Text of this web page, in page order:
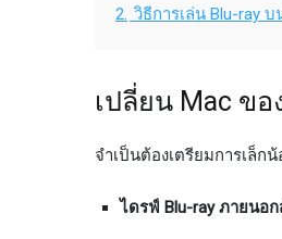
2. วิธีการเล่น Blu-ray
เปลี่ยน Mac ข
จำเป็นต้องเตรียมการเล็ก
ไดรฟ์ Blu-ray ภายนอ